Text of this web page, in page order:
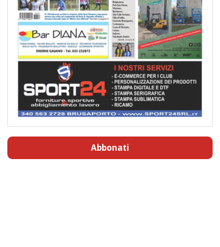
Abbonati